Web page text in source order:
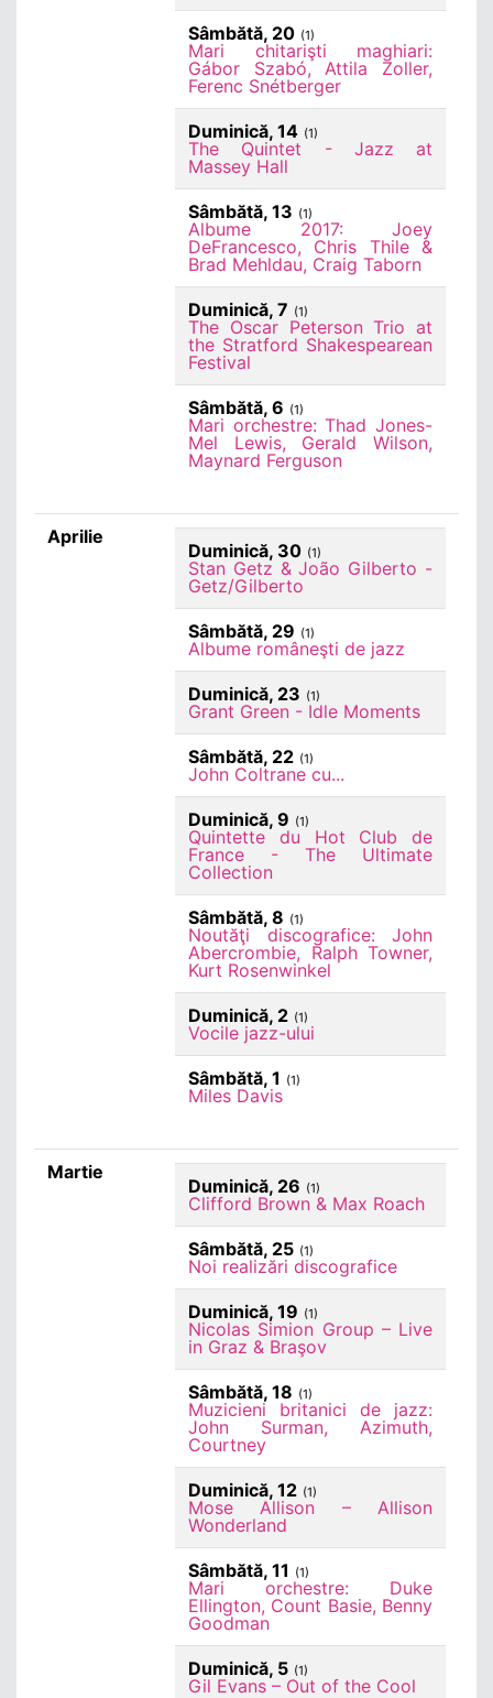
Sâmbătă, 20 (1)
Mari chitarişti maghiari:
Gábor Szabó, Attila Zoller,
Ferenc Snétberger
Duminică, 14 (1)
The Quintet - Jazz at
Massey Hall
Sâmbătă, 13 (1)
Albume 2017: Joey
DeFrancesco, Chris Thile &
Brad Mehldau, Craig Taborn
Duminică, 7 (1)
The Oscar Peterson Trio at
the Stratford Shakespearean
Festival
Sâmbătă, 6 (1)
Mari orchestre: Thad Jones-
Mel Lewis, Gerald Wilson,
Maynard Ferguson
Aprilie
Duminică, 30 (1)
Stan Getz & João Gilberto -
Getz/Gilberto
Sâmbătă, 29 (1)
Albume româneşti de jazz
Duminică, 23 (1)
Grant Green - Idle Moments
Sâmbătă, 22 (1)
John Coltrane cu...
Duminică, 9 (1)
Quintette du Hot Club de
France - The Ultimate
Collection
Sâmbătă, 8 (1)
Noutăţi discografice: John
Abercrombie, Ralph Towner,
Kurt Rosenwinkel
Duminică, 2 (1)
Vocile jazz-ului
Sâmbătă, 1 (1)
Miles Davis
Martie
Duminică, 26 (1)
Clifford Brown & Max Roach
Sâmbătă, 25 (1)
Noi realizări discografice
Duminică, 19 (1)
Nicolas Simion Group – Live
in Graz & Braşov
Sâmbătă, 18 (1)
Muzicieni britanici de jazz:
John Surman, Azimuth,
Courtney
Duminică, 12 (1)
Mose Allison – Allison
Wonderland
Sâmbătă, 11 (1)
Mari orchestre: Duke
Ellington, Count Basie, Benny
Goodman
Duminică, 5 (1)
Gil Evans – Out of the Cool